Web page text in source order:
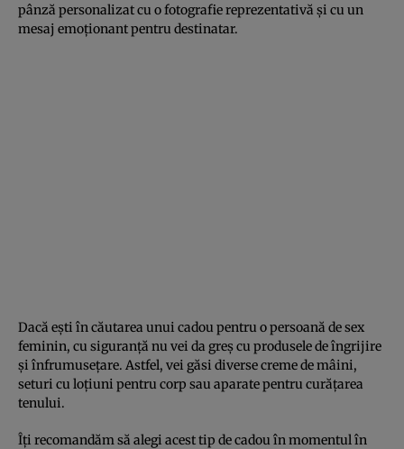
pânză personalizat cu o fotografie reprezentativă și cu un
mesaj emoționant pentru destinatar.
Dacă ești în căutarea unui cadou pentru o persoană de sex
feminin, cu siguranță nu vei da greș cu produsele de îngrijire
și înfrumusețare. Astfel, vei găsi diverse creme de mâini,
seturi cu loțiuni pentru corp sau aparate pentru curățarea
tenului.
Îți recomandăm să alegi acest tip de cadou în momentul în